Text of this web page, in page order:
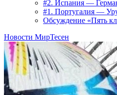
#2. Испания —
#1. Португалия —
Обсуждение «Пять
Новости МирТесен